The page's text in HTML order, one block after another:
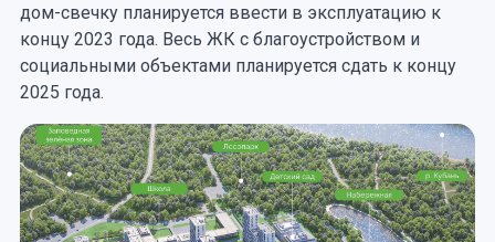
дом-свечку планируется ввести в эксплуатацию к
концу 2023 года. Весь ЖК с благоустройством и
социальными объектами планируется сдать к концу
2025 года.